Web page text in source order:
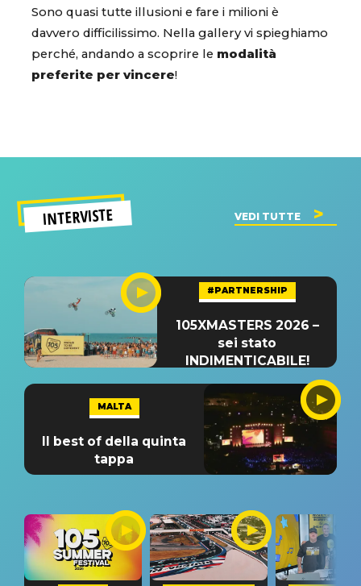
Sono quasi tutte illusioni e fare i milioni è
davvero difficilissimo. Nella gallery vi spieghiamo
perché, andando a scoprire le modalità
preferite per vincere!
INTERVISTE VEDI TUTTE
#PARTNERSHIP
105XMASTERS 2026 –
sei stato
INDIMENTICABILE!
MALTA
Il best of della quinta
tappa